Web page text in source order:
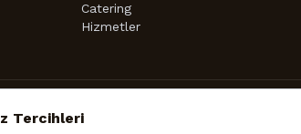
Catering
Hizmetler
Saklıdır.
Tercihleri